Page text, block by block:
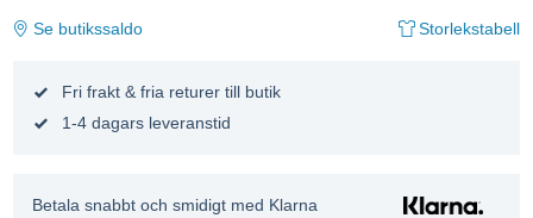
Se butikssaldo Storlekstabell
Fri frakt & fria returer till butik
1-4 dagars leveranstid
Betala snabbt och smidigt med Klarna